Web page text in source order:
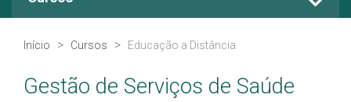
Cursos Técnicos
Graduação
Início Cursos Educação a Distância
Gestão de Serviços de Saúde